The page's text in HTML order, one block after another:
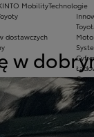
Technologie
Mobility
dostawczych
w